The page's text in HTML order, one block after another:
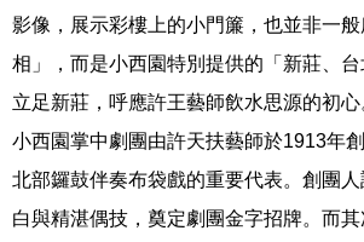
影像，展示彩樓上的小門簾，也並非一
相」，而是小西園特別提供的「新莊、
立足新莊，呼應許王藝師飲水思源的初心
小西園掌中劇團由許天扶藝師於1913年
北部鑼鼓伴奏布袋戲的重要代表。創團
白與精湛偶技，奠定劇團金字招牌。而